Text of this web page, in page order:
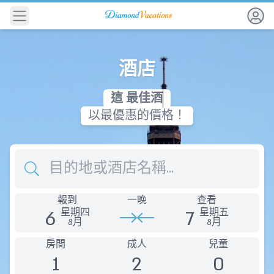
導航
酒店
這最佳酒店
以最優惠的價格！
報到
6 星期四
8月
一晚 查看
7 星期五
8月
房間
1
成人
2
兒童
0